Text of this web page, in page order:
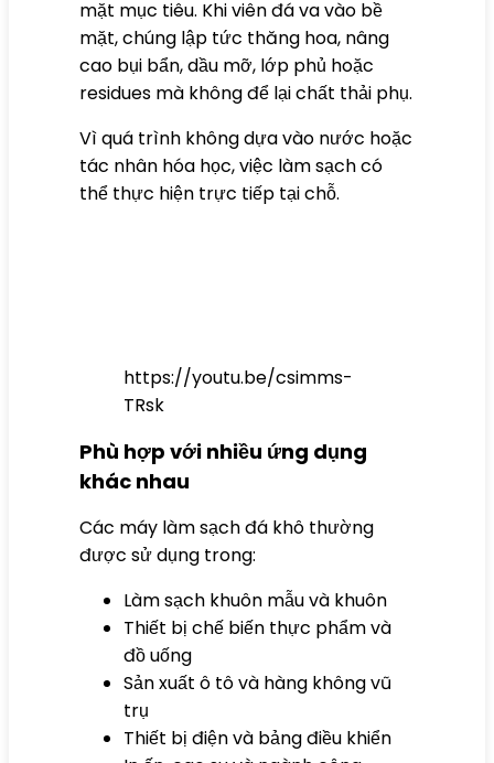
mặt mục tiêu. Khi viên đá va vào bề
mặt, chúng lập tức thăng hoa, nâng
cao bụi bẩn, dầu mỡ, lớp phủ hoặc
residues mà không để lại chất thải phụ.
Vì quá trình không dựa vào nước hoặc
tác nhân hóa học, việc làm sạch có
thể thực hiện trực tiếp tại chỗ.
https://youtu.be/csimms-
TRsk
Phù hợp với nhiều ứng dụng
khác nhau
Các máy làm sạch đá khô thường
được sử dụng trong:
Làm sạch khuôn mẫu và khuôn
Thiết bị chế biến thực phẩm và
đồ uống
Sản xuất ô tô và hàng không vũ
trụ
Thiết bị điện và bảng điều khiển